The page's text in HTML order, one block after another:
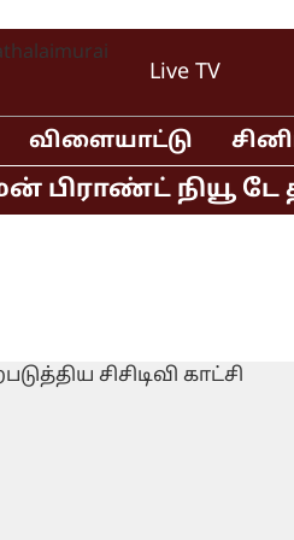
Live TV
விளையாட்டு
நியூ டே